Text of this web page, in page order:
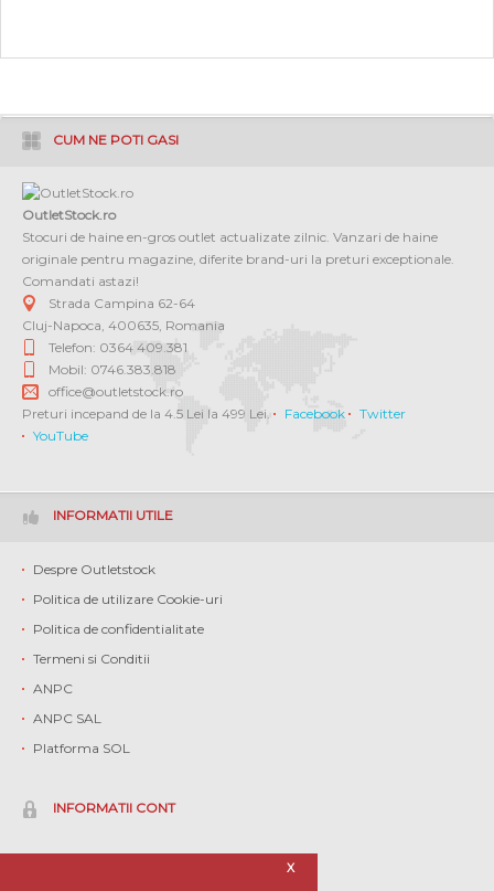
X
CUM NE POTI GASI
OutletStock.ro
Stocuri de haine en-gros outlet actualizate zilnic. Vanzari de haine
originale pentru magazine, diferite brand-uri la preturi exceptionale.
Comandati astazi!
Strada Campina 62-64
Cluj-Napoca 400635 Romania
Telefon: 0364 409.381
Mobil: 0746.383.818
office@outletstock.ro
Preturi incepand de la 4.5 Lei la 499 Lei.
Facebook
Twitter
YouTube
INFORMATII UTILE
Despre Outletstock
Politica de utilizare Cookie-uri
Politica de confidentialitate
Termeni si Conditii
ANPC
ANPC SAL
Platforma SOL
INFORMATII CONT